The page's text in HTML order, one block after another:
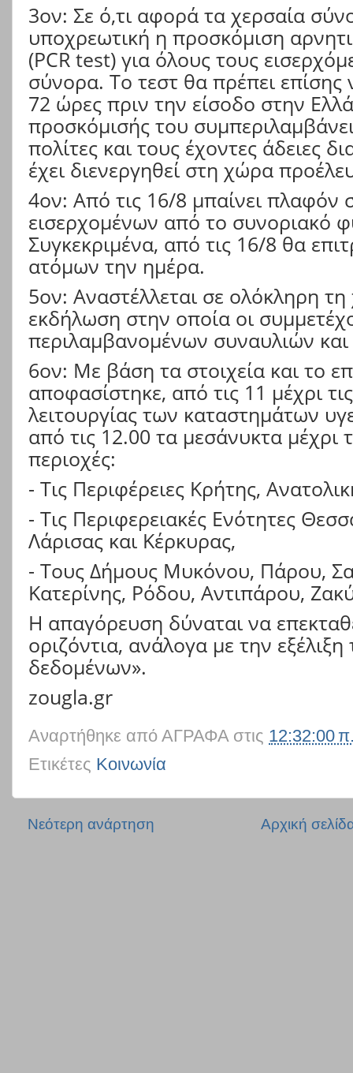
3ον: Σε ό,τι αφορά τα χερσαία
υποχρεωτική η προσκόμιση
(PCR test) για όλους τους
σύνορα. Το τεστ θα πρέπει επίσης
72 ώρες πριν την είσοδο στην
προσκόμισής του
πολίτες και τους έχοντες άδειες
έχει διενεργηθεί στη χώρα
4ον: Από τις 16/8 μπαίνει πλαφόν
εισερχομένων από το συνοριακό
Συγκεκριμένα, από τις 16/8 θα
ατόμων την ημέρα.
5ον: Αναστέλλεται σε ολόκληρη
εκδήλωση στην οποία οι
περιλαμβανομένων συναυλιών
6ον: Με βάση τα στοιχεία και το
αποφασίστηκε, από τις 11 μέχρι
λειτουργίας των καταστημάτων
από τις 12.00 τα μεσάνυκτα μέχρι
περιοχές:
- Τις Περιφέρειες Κρήτης,
- Τις Περιφερειακές Ενότητες
Λάρισας και Κέρκυρας,
- Τους Δήμους Μυκόνου, Πάρου,
Κατερίνης, Ρόδου, Αντιπάρου,
Η απαγόρευση δύναται να
οριζόντια, ανάλογα με την
δεδομένων».
zougla.gr
Αναρτήθηκε από ΑΓΡΑΦΑ στις 12:32:00
Ετικέτες Κοινωνία
Νεότερη ανάρτηση Αρχική